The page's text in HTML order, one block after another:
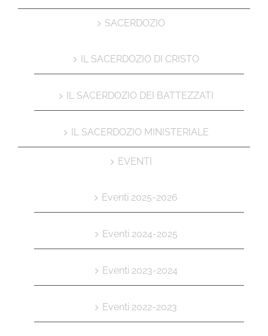
SACERDOZIO
IL SACERDOZIO DI CRISTO
IL SACERDOZIO DEI BATTEZZATI
IL SACERDOZIO MINISTERIALE
EVENTI
Eventi 2025-2026
Eventi 2024-2025
Eventi 2023-2024
Eventi 2022-2023